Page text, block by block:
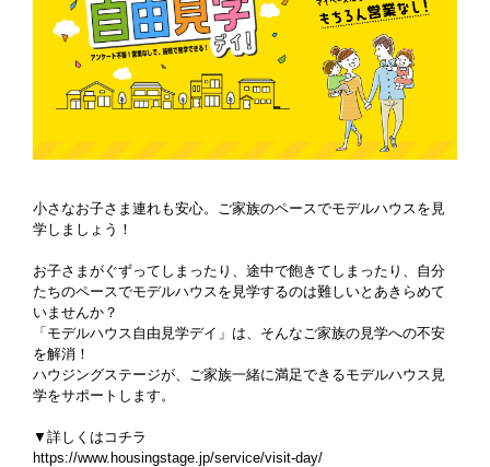
小さなお子さま連れも安心。ご家族のペースでモデルハウスを見
学しましょう！
お子さまがぐずってしまったり、途中で飽きてしまったり、自分
たちのペースでモデルハウスを見学するのは難しいとあきらめて
いませんか？
「モデルハウス自由見学デイ」は、そんなご家族の見学への不安
を解消！
ハウジングステージが、ご家族一緒に満足できるモデルハウス見
学をサポートします。
▼詳しくはコチラ
https://www.housingstage.jp/service/visit-day/